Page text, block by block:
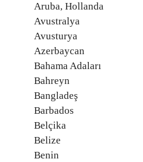
Aruba, Hollanda
Avustralya
Avusturya
Azerbaycan
Bahama Adaları
Bahreyn
Bangladeş
Barbados
Belçika
Belize
Benin